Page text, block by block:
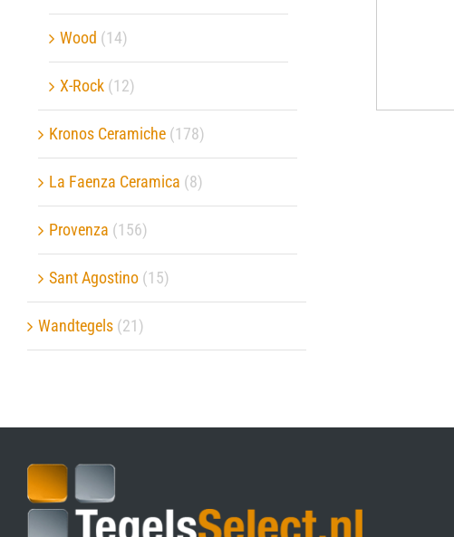
Wood (14)
X-Rock (12)
Kronos Ceramiche (178)
La Faenza Ceramica (8)
Provenza (156)
Sant Agostino (15)
Wandtegels (21)